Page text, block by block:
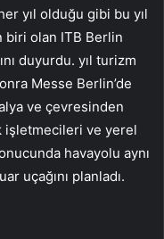
yıl olduğu gibi bu yıl
biri olan ITB Berlin
duyurdu. yıl turizm
Messe Berlin’de
ve çevresinden
işletmecileri ve yerel
havayolu aynı
uçağını planladı.